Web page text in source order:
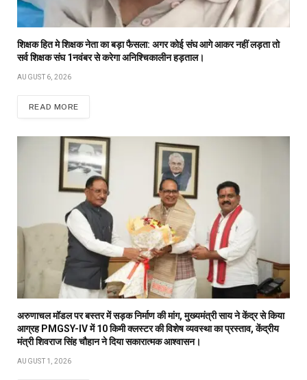
शिक्षक हित मे शिक्षक नेता का बड़ा फैसला: अगर कोई संघ आगे आकर नहीं लड़ता तो
सर्व शिक्षक संघ 1नवंबर से करेगा अनिश्चिकालीन हड़ताल।
AUGUST 6, 2026
READ MORE
अरुणाचल मॉडल पर बस्तर में सड़क निर्माण की मांग, मुख्यमंत्री साय ने केंद्र से किया
आग्रह PMGSY-IV में 10 किमी क्लस्टर की विशेष व्यवस्था का प्रस्ताव, केंद्रीय
मंत्री शिवराज सिंह चौहान ने दिया सकारात्मक आश्वासन।
AUGUST 1, 2026